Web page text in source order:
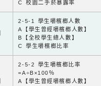
C 校園二手菸暴露率
2-5-1 學生嚼檳榔人數
A【學生曾經嚼檳榔人數】
B【全校學生總人數】
C 學生嚼檳榔比率
2-5-2 學生嚼檳榔比率
=A÷B×100％
A【學生曾經嚼檳榔人數】